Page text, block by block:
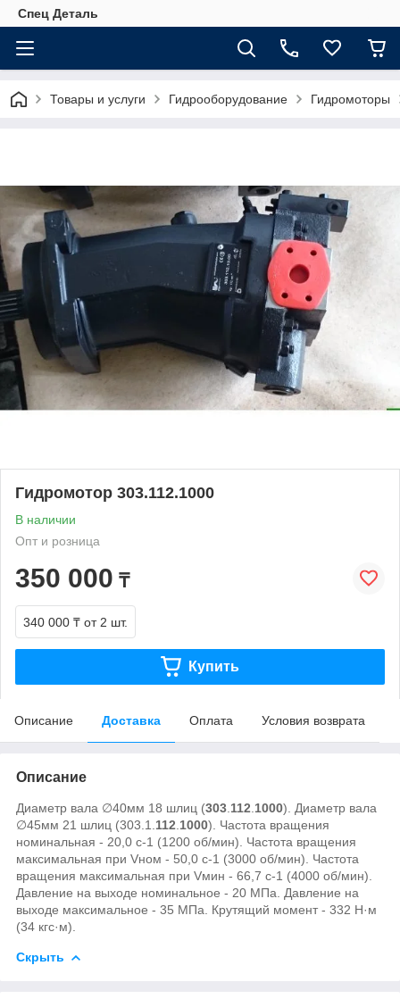
Спец Деталь
Товары и услуги Гидрооборудование Гидромоторы
Гидромотор 303.112.1000
В наличии
Опт и розница
350 000 ₸
340 000 ₸ от 2 шт.
Купить
Описание Доставка Оплата Условия возврата
Описание
Диаметр вала ∅40мм 18 шлиц (303 112 1000). Диаметр вала
∅45мм 21 шлиц (303.1. 112 1000). Частота вращения
номинальная - 20,0 с-1 (1200 об/мин). Частота вращения
максимальная при Vном - 50,0 с-1 (3000 об/мин). Частота
вращения максимальная при Vмин - 66,7 с-1 (4000 об/мин).
Давление на выходе номинальное - 20 МПа. Давление на
выходе максимальное - 35 МПа. Крутящий момент - 332 Н·м
(34 кгс·м).
Скрыть